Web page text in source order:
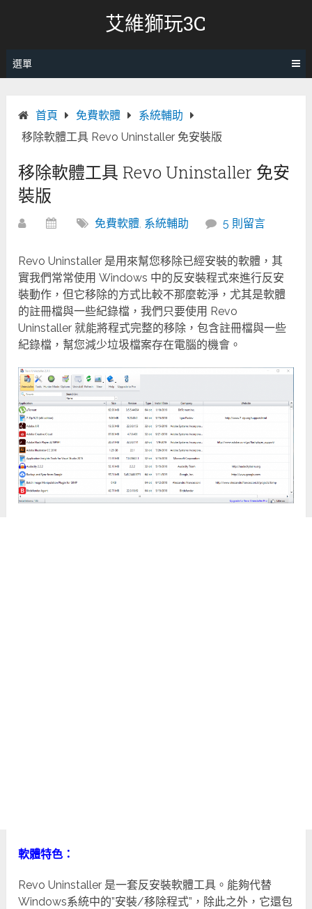
艾維獅玩3C
選單
首頁 免費軟體
系統輔助
移除軟體工具 Revo Uninstaller 免安裝版
移除軟體工具 Revo Uninstaller 免安
裝版
免費軟體, 系統輔助 5 則留言
Revo Uninstaller 是用來幫您移除已經安裝的軟體，其
實我們常常使用 Windows 中的反安裝程式來進行反安
裝動作，但它移除的方式比較不那麼乾淨，尤其是軟體
的註冊檔與一些紀錄檔，我們只要使用 Revo
Uninstaller 就能將程式完整的移除，包含註冊檔與一些
紀錄檔，幫您減少垃圾檔案存在電腦的機會。
軟體特色：
Revo Uninstaller 是一套反安裝軟體工具。能夠代替
Windows系統中的”安裝/移除程式”，除此之外，它還包